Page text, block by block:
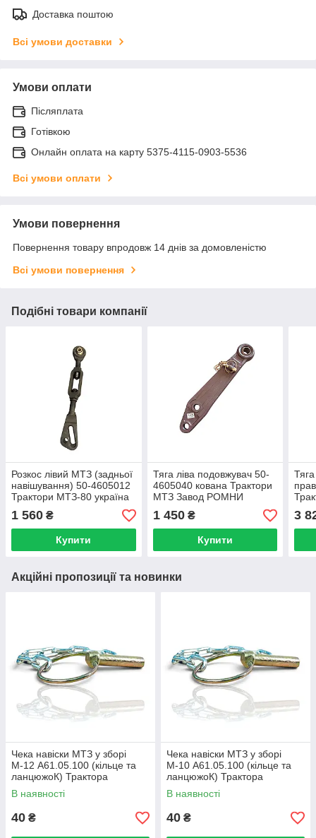
Доставка поштою
Всі умови доставки
Умови оплати
Післяплата
Готівкою
Онлайн оплата на карту 5375-4115-0903-5536
Всі умови оплати
Умови повернення
Повернення товару впродовж 14 днів за домовленістю
Всі умови повернення
Подібні товари компанії
Розкос лівий МТЗ (задньої
навішування) 50-4605012
Трактори МТЗ-80 україна
завод Ромни
1 560 ₴
Купити
Тяга ліва подовжувач 50-
4605040 кована Трактори
МТЗ Завод РОМНИ
1 450₴
Купити
3
Акційні пропозиції та новинки
Чека навіски МТЗ у зборі
М-12 А61.05.100 (кільце та
ланцюжоК) Трактора
МТЗ-80/82
В наявності
40 ₴
Чека навіски МТЗ у зборі
М-10 А61.05.100 (кільце та
ланцюжоК) Трактора
МТЗ-80/82
В наявності
40 ₴